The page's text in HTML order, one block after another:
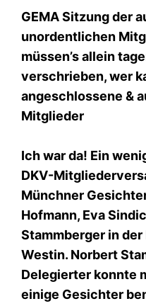
GEMA Sitzung der
unordentlichen
müssen’s allein
verschrieben, wer
angeschlossene &
Mitglieder
Ich war da! Ein
DKV-
Münchner
Hofmann, Eva
Stammberger in
Westin. Norbert
Delegierter konnte
einige Gesichter